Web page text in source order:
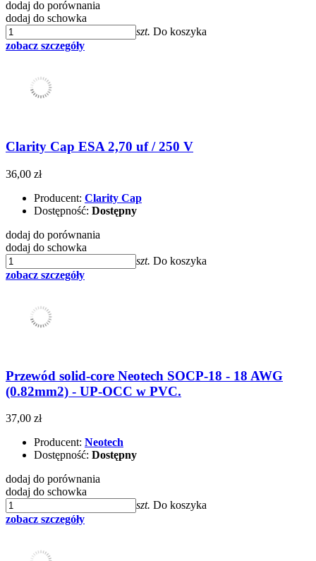
dodaj do porównania
dodaj do schowka
szt. Do koszyka
zobacz szczegóły
Clarity Cap ESA 2,70 uf / 250 V
36,00 zł
Producent: Clarity Cap
Dostępność: Dostępny
dodaj do porównania
dodaj do schowka
szt. Do koszyka
zobacz szczegóły
Przewód solid-core Neotech SOCP-18 - 18 AWG
(0.82mm2) - UP-OCC w PVC.
37,00 zł
Producent: Neotech
Dostępność: Dostępny
dodaj do porównania
dodaj do schowka
szt. Do koszyka
zobacz szczegóły